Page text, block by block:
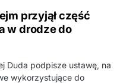
przyjął część
w drodze do
Duda podpisze ustawę, na
wykorzystujące do